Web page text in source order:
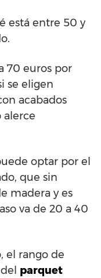
está entre 50 y
70 euros por
se eligen
acabados
alerce
optar por el
que sin
madera y es
va de 20 a 40
el rango de
parquet